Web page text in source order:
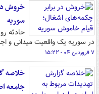
خروش
سوریه
حادثه
در سوریه یک واقعیت میدانی و
۷ فروردین ۰۴ - ۱۵:۲۲
خلاصه
جامعه